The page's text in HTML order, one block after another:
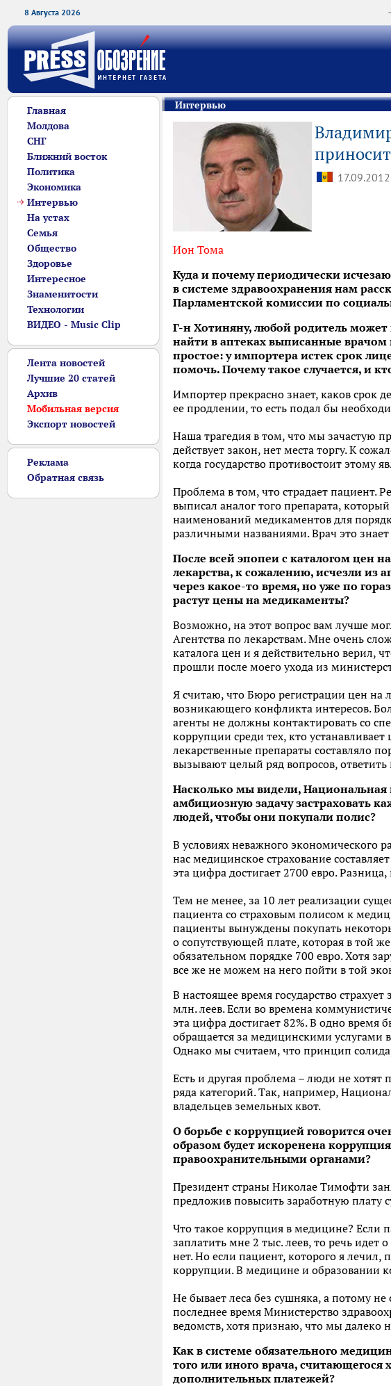
8 Августа 2026
Главная
Молдова
СНГ
Ближний восток
Политика
Экономика
Интервью
На устах
Семья
Общество
Здоровье
Интересное
Знаменитости
Технологии
ВИДЕО - Music Clip
Лента новостей
Лучшие 20 статей
Архив
Мобильная версия
Экспорт новостей
Реклама
Обратная связь
Интервью
17.09.2012
Ион Тома
Куда и почему периодически
в системе здравоохранения нам
Парламентской комиссии по
Г-н Хотиняну, любой родитель может
найти в аптеках выписанные врачом
простое: у импортера истек срок
помочь. Почему такое случается, и
Импортер прекрасно знает, каков срок
ее продлении, то есть подал бы
Наша трагедия в том, что мы зачастую
действует закон, нет места торгу. К
когда государство противостоит
Проблема в том, что страдает пациент.
выписал аналог того препарата,
наименований медикаментов для
различными названиями. Врач это
После всей эпопеи с каталогом цен
лекарства, к сожалению, исчезли из
через какое-то время, но уже по
растут цены на медикаменты?
Возможно, на этот вопрос вам лучше
Агентства по лекарствам. Мне очень
каталога цен и я действительно верил,
прошли после моего ухода из
Я считаю, что Бюро регистрации цен на
возникающего конфликта интересов.
агенты не должны контактировать со
коррупции среди тех, кто
лекарственные препараты составляло
вызывают целый ряд вопросов,
Насколько мы видели, Национальная
амбициозную задачу застраховать
людей, чтобы они покупали полис?
В условиях неважного экономического
нас медицинское страхование
эта цифра достигает 2700 евро.
Тем не менее, за 10 лет реализации
пациента со страховым полисом к
пациенты вынуждены покупать
о сопутствующей плате, которая в той
обязательном порядке 700 евро. Хотя
все же не можем на него пойти в той
В настоящее время государство
млн. леев. Если во времена
эта цифра достигает 82%. В одно время
обращается за медицинскими услугами
Однако мы считаем, что принцип
Есть и другая проблема – люди не хотят
ряда категорий. Так, например,
владельцев земельных квот.
О борьбе с коррупцией говорится
образом будет искоренена
правоохранительными органами?
Президент страны Николае Тимофти
предложив повысить заработную плату
Что такое коррупция в медицине? Если
заплатить мне 2 тыс. леев, то речь идет
нет. Но если пациент, которого я лечил,
коррупции. В медицине и образовании
Не бывает леса без сушняка, а потому
последнее время Министерство
ведомств, хотя признаю, что мы далеко
Как в системе обязательного
того или иного врача,
дополнительных платежей?